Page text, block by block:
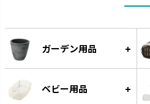
グルー
遊びながらフードをゆっくり食
べられる知遊玩具です。
ガーデン用品
ベビー用品